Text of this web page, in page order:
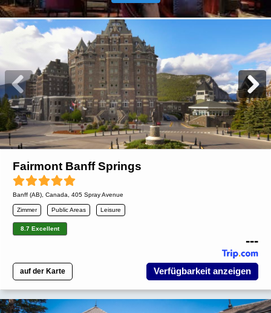
Fairmont Banff Springs
Banff (AB) Canada , 405 Spray Avenue
Zimmer Public Areas Leisure
8.7 Excellent
---
auf der Karte Verfügbarkeit anzeigen